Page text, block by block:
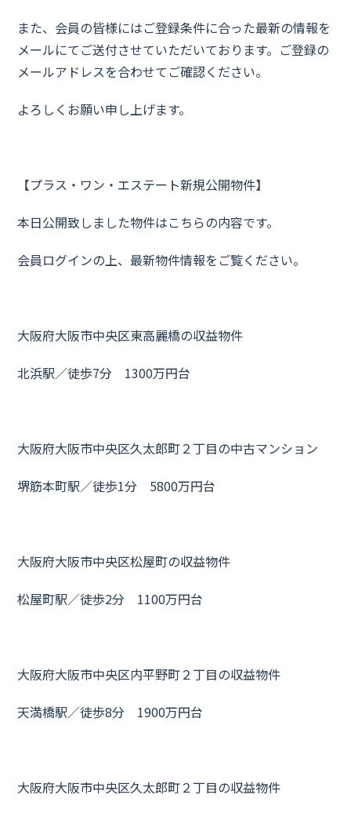
また、会員の皆様にはご登録条件に合った最新の情報を
メールにてご送付させていただいております。ご登録の
メールアドレスを合わせてご確認ください。
よろしくお願い申し上げます。
【プラス・ワン・エステート新規公開物件】
本日公開致しました物件はこちらの内容です。
会員ログインの上、最新物件情報をご覧ください。
大阪府大阪市中央区東高麗橋の収益物件
北浜駅／徒歩7分 1300万円台
大阪府大阪市中央区久太郎町２丁目の中古マンション
堺筋本町駅／徒歩1分 5800万円台
大阪府大阪市中央区松屋町の収益物件
松屋町駅／徒歩2分 1100万円台
大阪府大阪市中央区内平野町２丁目の収益物件
天満橋駅／徒歩8分 1900万円台
大阪府大阪市中央区久太郎町２丁目の収益物件